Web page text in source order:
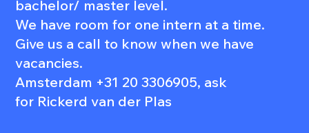
bachelor/ master level.
We have room for one intern at a time.
Give us a call to know when we have
vacancies.
Amsterdam +31 20 3306905, ask
for Rickerd van der Plas